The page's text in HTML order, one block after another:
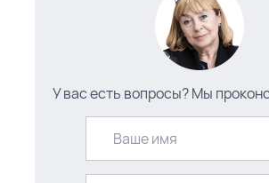
У вас есть вопросы?Мы